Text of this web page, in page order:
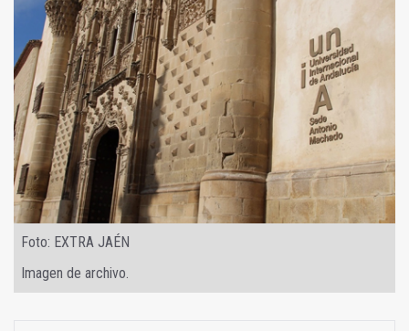
Foto: EXTRA JAÉN
Imagen de archivo.